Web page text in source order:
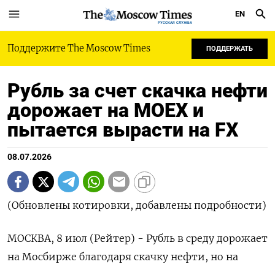
РУССКАЯ СЛУЖБА
EN
Поддержите The Moscow Times ПОДДЕРЖАТЬ
Рубль за счет скачка нефти
дорожает на MOEX и
пытается вырасти на FX
08.07.2026
(Обновлены котировки, добавлены подробности)
МОСКВА, 8 июл (Рейтер) - Рубль в среду дорожает
на Мосбирже благодаря скачку нефти, но на